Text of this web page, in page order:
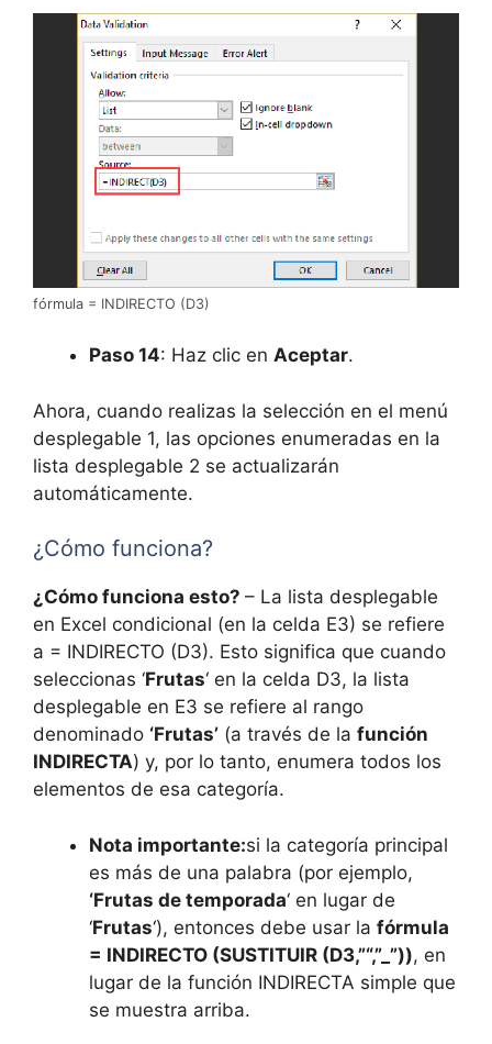
fórmula = INDIRECTO (D3)
Paso 14: Haz clic en Aceptar.
Ahora, cuando realizas la selección en el menú
desplegable 1, las opciones enumeradas en la
lista desplegable 2 se actualizarán
automáticamente.
¿Cómo funciona?
¿Cómo funciona esto? – La lista desplegable
en Excel condicional (en la celda E3) se refiere
a = INDIRECTO (D3). Esto significa que cuando
seleccionas ‘Frutas‘ en la celda D3, la lista
desplegable en E3 se refiere al rango
denominado ‘Frutas’ (a través de la función
INDIRECTA) y, por lo tanto, enumera todos los
elementos de esa categoría.
Nota importante:si la categoría principal
es más de una palabra (por ejemplo,
‘Frutas de temporada‘ en lugar de
‘Frutas‘), entonces debe usar la fórmula
= INDIRECTO (SUSTITUIR (D3,”“,”_”)), en
lugar de la función INDIRECTA simple que
se muestra arriba.